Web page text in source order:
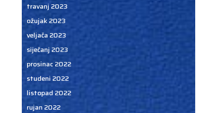
travanj 2023
ožujak 2023
veljača 2023
siječanj 2023
prosinac 2022
studeni 2022
listopad 2022
rujan 2022